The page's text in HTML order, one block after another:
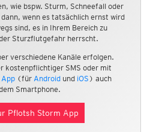
wie bspw. Sturm, Schneefall oder
wenn es tatsächlich ernst wird
sind, es in Ihrem Bereich zu
Sturzflutgefahr herrscht.
verschiedene Kanäle erfolgen.
kostenpflichtiger SMS oder mit
(für Android und iOS ) auch
Smartphone.
Pflotsh Storm App